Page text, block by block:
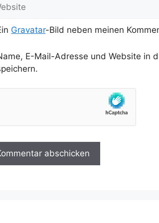
Gravatar-Bild neben meinen
E-Mail-Adresse und Website in